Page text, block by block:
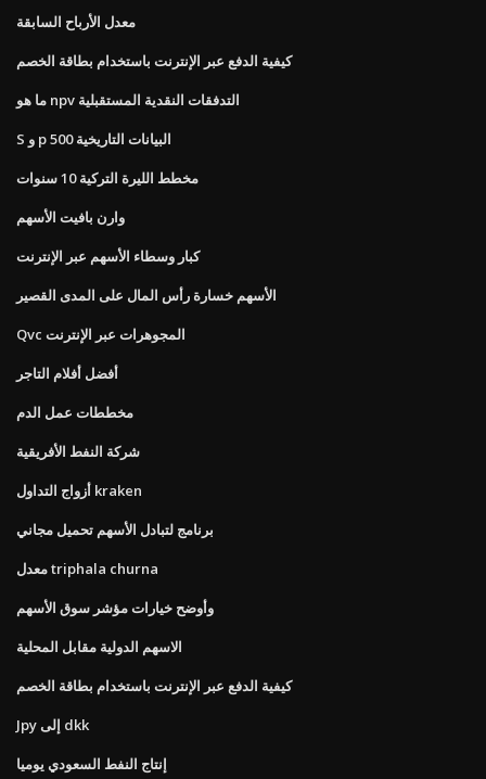
معدل الأرباح السابقة
كيفية الدفع عبر الإنترنت باستخدام بطاقة الخصم
ما هو npv التدفقات النقدية المستقبلية
S و p 500 البيانات التاريخية
مخطط الليرة التركية 10 سنوات
وارن بافيت الأسهم
كبار وسطاء الأسهم عبر الإنترنت
الأسهم خسارة رأس المال على المدى القصير
Qvc المجوهرات عبر الإنترنت
أفضل أفلام التاجر
مخططات عمل الدم
شركة النفط الأفريقية
أزواج التداول kraken
برنامج لتبادل الأسهم تحميل مجاني
معدل triphala churna
وأوضح خيارات مؤشر سوق الأسهم
الاسهم الدولية مقابل المحلية
كيفية الدفع عبر الإنترنت باستخدام بطاقة الخصم
Jpy إلى dkk
إنتاج النفط السعودي يوميا